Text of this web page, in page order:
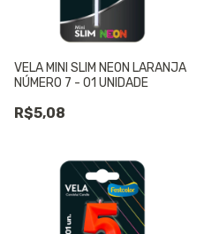
VELA MINI SLIM NEON LARANJA
NÚMERO 7 - 01 UNIDADE
R$5,08